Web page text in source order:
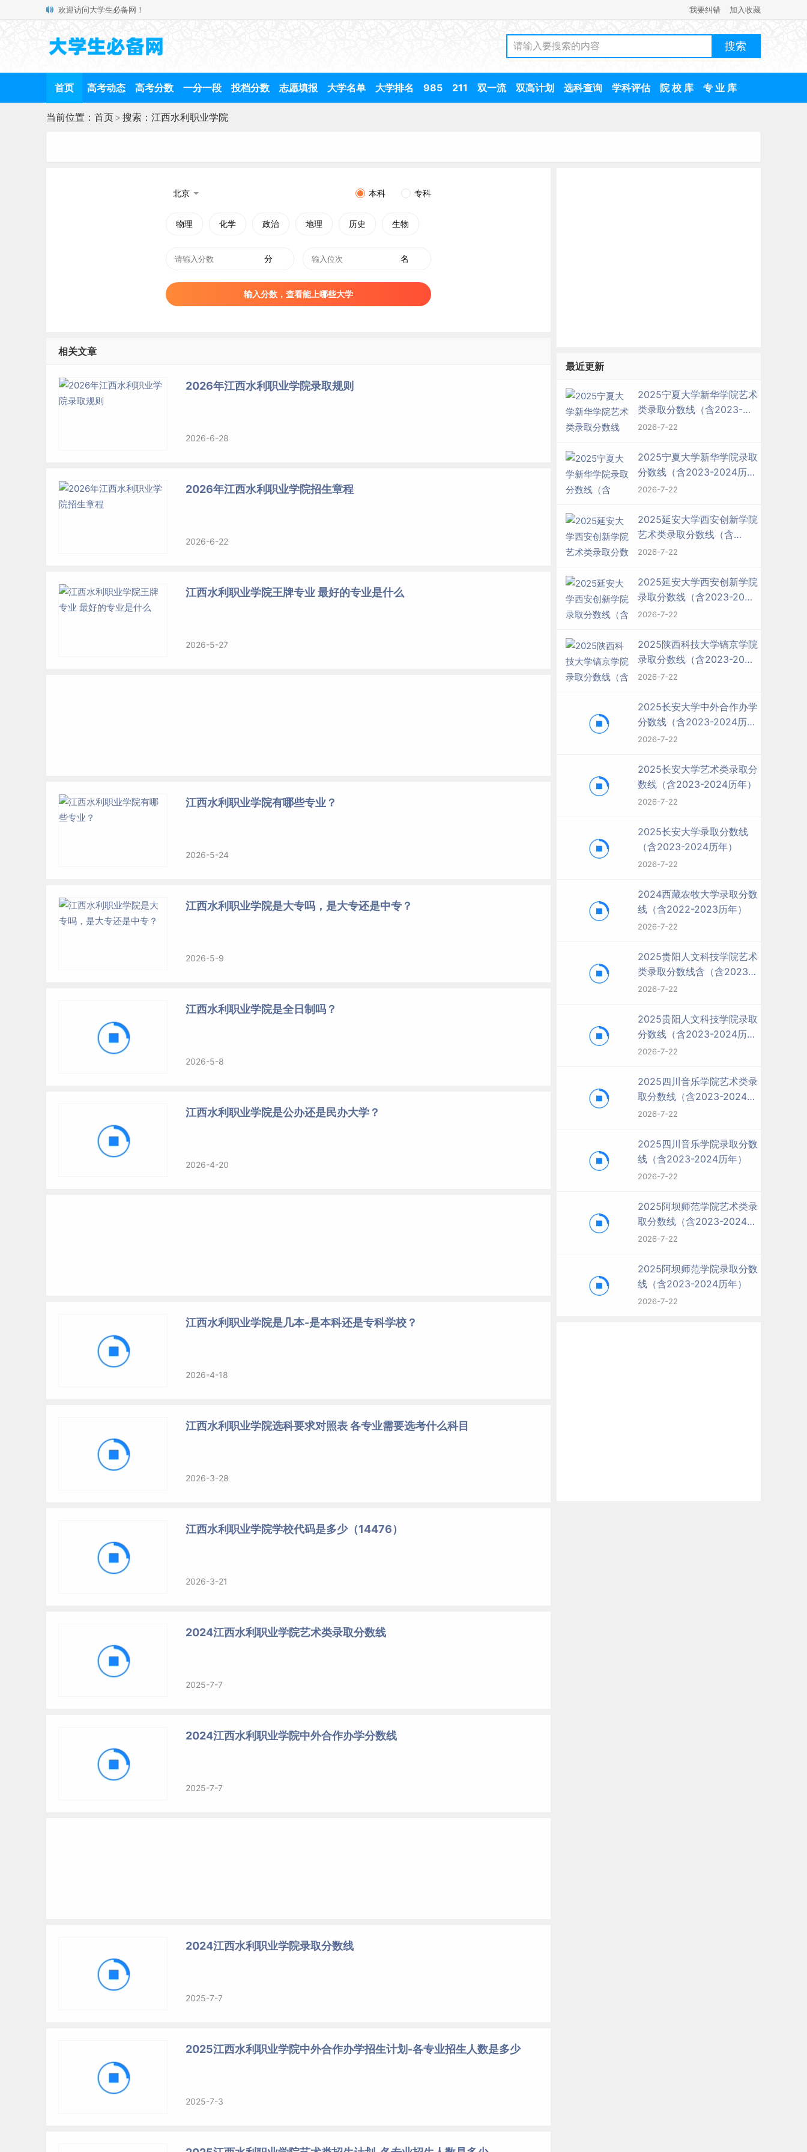
欢迎访问大学生必备网！ 我要纠错 加入收藏
首页 高考动态 高考分数 一分一段 投档分数 志愿填报 大学名单 大学排名 985 211 双一流 双高计划 选科查询 学科评估 院 校 库 专 业 库
当前位置： 首页> 搜索：江西水利职业学院
北京 本科 专科
物理 化学 政治 地理 历史 生物
分 名
输入分数，查看能上哪些大学
相关文章
2026年江西水利职业学院录取规则
2026-6-28
2026年江西水利职业学院招生章程
2026-6-22
江西水利职业学院王牌专业 最好的专业是什么
2026-5-27
江西水利职业学院有哪些专业？
2026-5-24
江西水利职业学院是大专吗，是大专还是中专？
2026-5-9
江西水利职业学院是全日制吗？
2026-5-8
江西水利职业学院是公办还是民办大学？
2026-4-20
江西水利职业学院是几本-是本科还是专科学校？
2026-4-18
江西水利职业学院选科要求对照表 各专业需要选考什么科目
2026-3-28
江西水利职业学院学校代码是多少（14476）
2026-3-21
2024江西水利职业学院艺术类录取分数线
2025-7-7
2024江西水利职业学院中外合作办学分数线
2025-7-7
2024江西水利职业学院录取分数线
2025-7-7
2025江西水利职业学院中外合作办学招生计划-各专业招生人数是多少
2025-7-3
最近更新
2025宁夏大学新华学院艺术
类录取分数线（含2023-
2024历年）
2026-7-22
2025宁夏大学新华学院录取
分数线（含2023-2024历
年）
2026-7-22
2025延安大学西安创新学院
艺术类录取分数线（含
2023-2024历年）
2026-7-22
2025延安大学西安创新学院
录取分数线（含2023-2024
历年）
2026-7-22
2025陕西科技大学镐京学院
录取分数线（含2023-2024
历年）
2026-7-22
2025长安大学中外合作办学
分数线（含2023-2024历
年）
2026-7-22
2025长安大学艺术类录取分
数线（含2023-2024历年）
2026-7-22
2025长安大学录取分数线
（含2023-2024历年）
2026-7-22
2024西藏农牧大学录取分数
线（含2022-2023历年）
2026-7-22
2025贵阳人文科技学院艺术
类录取分数线含（含2023-
2024历年）
2026-7-22
2025贵阳人文科技学院录取
分数线（含2023-2024历
年）
2026-7-22
2025四川音乐学院艺术类录
取分数线（含2023-2024历
年）
2026-7-22
2025四川音乐学院录取分数
线（含2023-2024历年）
2026-7-22
2025阿坝师范学院艺术类录
取分数线（含2023-2024历
年）
2026-7-22
2025阿坝师范学院录取分数
线（含2023-2024历年）
2026-7-22